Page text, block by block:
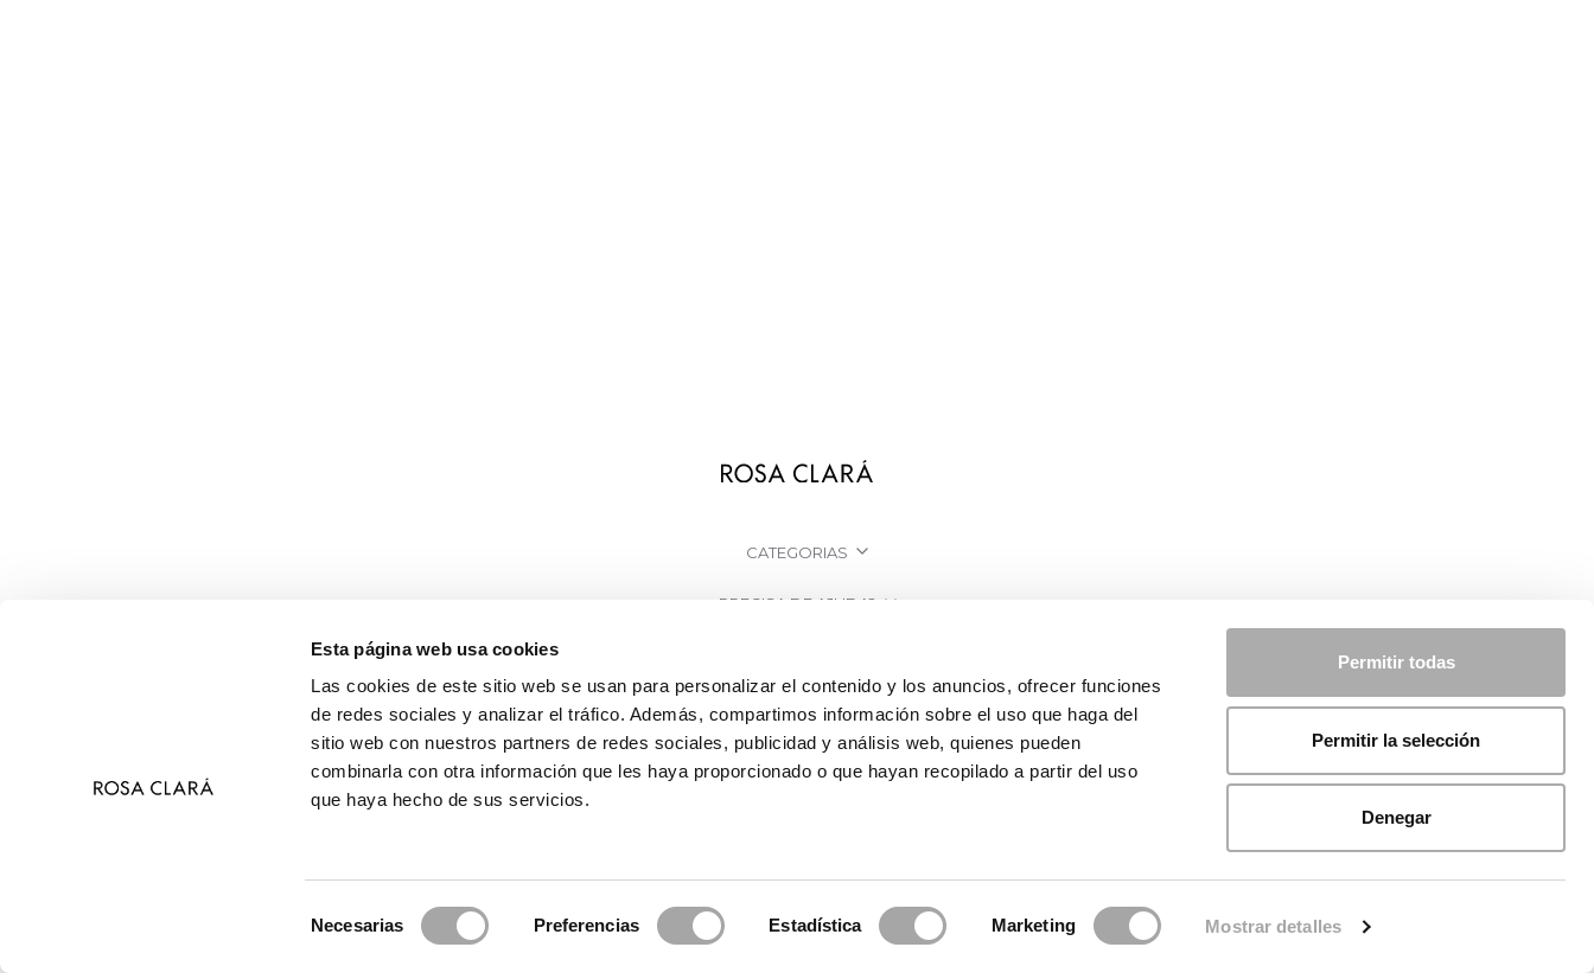
Esta página web usa cookies
Las cookies de este sitio web se usan para personalizar el contenido y los anuncios, ofrecer funciones
de redes sociales y analizar el tráfico. Además, compartimos información sobre el uso que haga del
sitio web con nuestros partners de redes sociales, publicidad y análisis web, quienes pueden
combinarla con otra información que les haya proporcionado o que hayan recopilado a partir del uso
que haya hecho de sus servicios.
Necesarias Preferencias Estadística Marketing Mostrar detalles
Permitir todas
Permitir la selección
Denegar
CATEGORIAS
PRECISA DE AJUDA?
EMPRESA